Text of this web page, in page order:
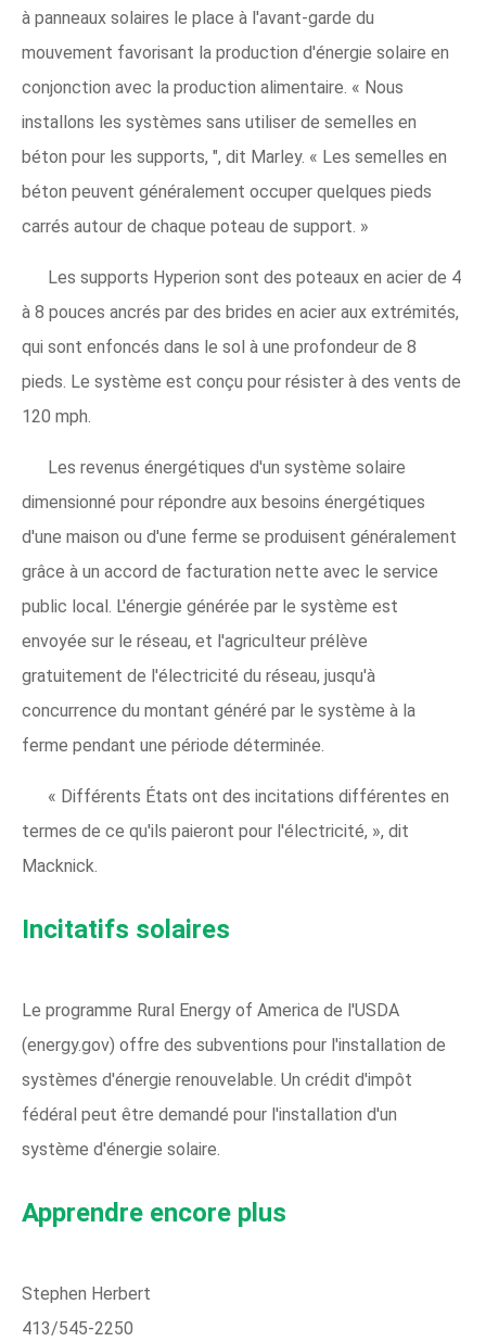
à panneaux solaires le place à l'avant-garde du
mouvement favorisant la production d'énergie solaire en
conjonction avec la production alimentaire. « Nous
installons les systèmes sans utiliser de semelles en
béton pour les supports, ", dit Marley. « Les semelles en
béton peuvent généralement occuper quelques pieds
carrés autour de chaque poteau de support. »
Les supports Hyperion sont des poteaux en acier de 4
à 8 pouces ancrés par des brides en acier aux extrémités,
qui sont enfoncés dans le sol à une profondeur de 8
pieds. Le système est conçu pour résister à des vents de
120 mph.
Les revenus énergétiques d'un système solaire
dimensionné pour répondre aux besoins énergétiques
d'une maison ou d'une ferme se produisent généralement
grâce à un accord de facturation nette avec le service
public local. L'énergie générée par le système est
envoyée sur le réseau, et l'agriculteur prélève
gratuitement de l'électricité du réseau, jusqu'à
concurrence du montant généré par le système à la
ferme pendant une période déterminée.
« Différents États ont des incitations différentes en
termes de ce qu'ils paieront pour l'électricité, », dit
Macknick.
Incitatifs solaires
Le programme Rural Energy of America de l'USDA
(energy.gov) offre des subventions pour l'installation de
systèmes d'énergie renouvelable. Un crédit d'impôt
fédéral peut être demandé pour l'installation d'un
système d'énergie solaire.
Apprendre encore plus
Stephen Herbert
413/545-2250